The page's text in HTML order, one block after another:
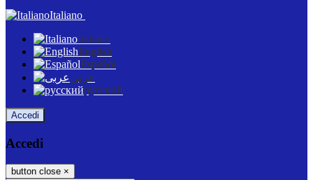
Italiano
Italiano
English
Español
عربى
русский
Accedi
Accedi
button close ×